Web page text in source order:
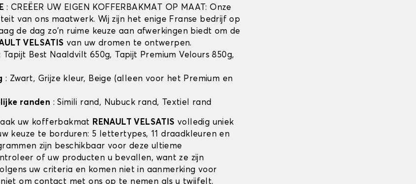
: CREËER UW EIGEN KOFFERBAKMAT OP MAAT: Onze
van ons maatwerk. Wij zijn het enige Franse bedrijf op
de dag zo'n ruime keuze aan afwerkingen biedt om de
VELSATIS van uw dromen te ontwerpen.
Tapijt Best Naaldvilt 650g, Tapijt Premium Velours 850g,
: Zwart, Grijze kleur, Beige (alleen voor het Premium en
randen : Simili rand, Nubuck rand, Textiel rand
uw kofferbakmat RENAULT VELSATIS volledig uniek
keuze te borduren: 5 lettertypes, 11 draadkleuren en
zijn beschikbaar voor deze ultieme
of uw producten u bevallen, want ze zijn
uw criteria en komen niet in aanmerking voor
om contact met ons op te nemen als u twijfelt.